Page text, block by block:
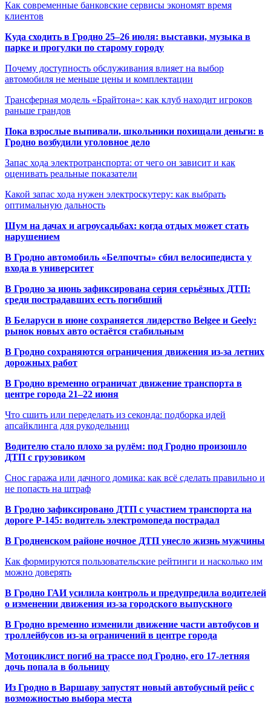
Как современные банковские сервисы экономят время
клиентов
Куда сходить в Гродно 25–26 июля: выставки, музыка в
парке и прогулки по старому городу
Почему доступность обслуживания влияет на выбор
автомобиля не меньше цены и комплектации
Трансферная модель «Брайтона»: как клуб находит игроков
раньше грандов
Пока взрослые выпивали, школьники похищали деньги: в
Гродно возбудили уголовное дело
Запас хода электротранспорта: от чего он зависит и как
оценивать реальные показатели
Какой запас хода нужен электроскутеру: как выбрать
оптимальную дальность
Шум на дачах и агроусадьбах: когда отдых может стать
нарушением
В Гродно автомобиль «Белпочты» сбил велосипедиста у
входа в университет
В Гродно за июнь зафиксирована серия серьёзных ДТП:
среди пострадавших есть погибший
В Беларуси в июне сохраняется лидерство Belgee и Geely:
рынок новых авто остаётся стабильным
В Гродно сохраняются ограничения движения из-за летних
дорожных работ
В Гродно временно ограничат движение транспорта в
центре города 21–22 июня
Что сшить или переделать из секонда: подборка идей
апсайклинга для рукодельниц
Водителю стало плохо за рулём: под Гродно произошло
ДТП с грузовиком
Снос гаража или дачного домика: как всё сделать правильно и
не попасть на штраф
В Гродно зафиксировано ДТП с участием транспорта на
дороге Р-145: водитель электромопеда пострадал
В Гродненском районе ночное ДТП унесло жизнь мужчины
Как формируются пользовательские рейтинги и насколько им
можно доверять
В Гродно ГАИ усилила контроль и предупредила водителей
о изменении движения из-за городского выпускного
В Гродно временно изменили движение части автобусов и
троллейбусов из-за ограничений в центре города
Мотоциклист погиб на трассе под Гродно, его 17-летняя
дочь попала в больницу
Из Гродно в Варшаву запустят новый автобусный рейс с
возможностью выбора места